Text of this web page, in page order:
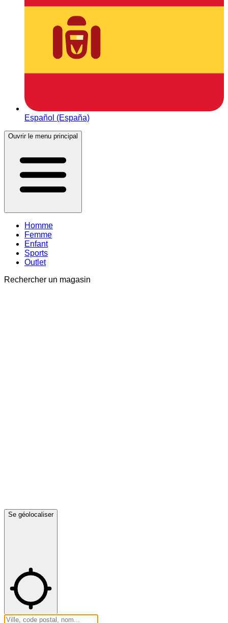
Español (España)
Ouvrir le menu principal
Homme
Femme
Enfant
Sports
Outlet
Rechercher un magasin
Se géolocaliser